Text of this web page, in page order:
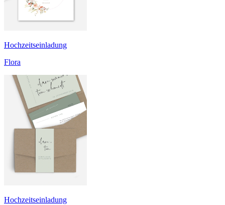
Hochzeitseinladung
Flora
Hochzeitseinladung